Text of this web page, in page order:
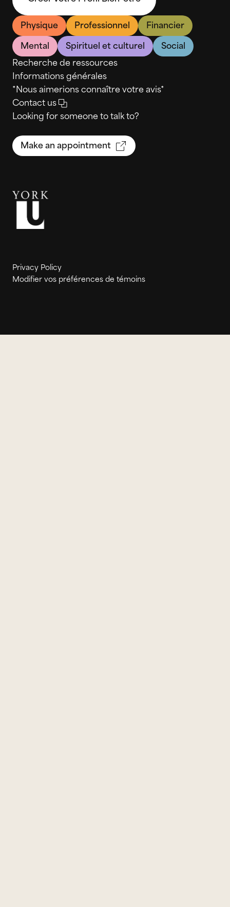
Physique Professionnel Financier
Mental Spirituel et culturel
Social
Recherche de ressources
Informations générales
*Nous aimerions connaître votre avis*
Contact us
Looking for someone to talk to?
Make an appointment
Privacy Policy
Modifier vos préférences de témoins